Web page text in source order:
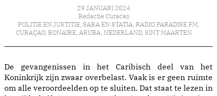
29 JANUARI 2024
Redactie Curacao
POLITIE EN JUSTITIE, SABA EN STATIA, RADIO PARADISE FM,
CURAÇAO, BONAIRE, ARUBA, NEDERLAND, SINT MAARTEN
De gevangenissen in het Caribisch deel van het
Koninkrijk zijn zwaar overbelast. Vaak is er geen ruimte
om alle veroordeelden op te sluiten. Dat staat te lezen in